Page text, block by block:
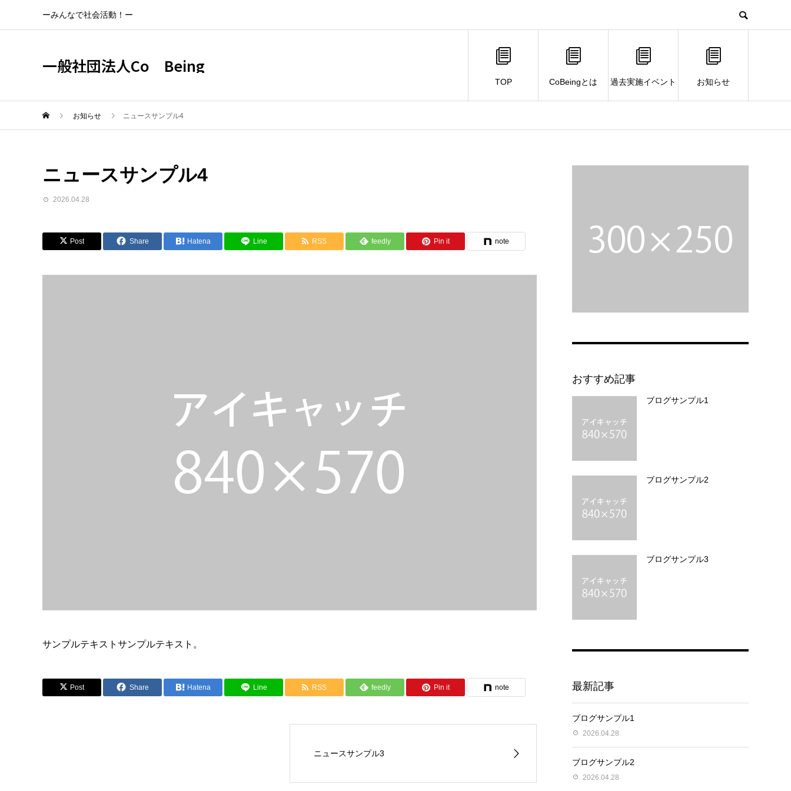
ーみんなで社会活動！ー
一般社団法人Co Being
TOP CoBeingとは 過去実施イベント お知らせ
お知らせ ニュースサンプル4
ニュースサンプル4
2026.04.28
Post Share Hatena Line RSS feedly Pin it note
サンプルテキストサンプルテキスト。
Post Share Hatena Line RSS feedly Pin it note
ニュースサンプル3
おすすめ記事
ブログサンプル1
ブログサンプル2
ブログサンプル3
最新記事
ブログサンプル1
2026.04.28
ブログサンプル2
2026.04.28